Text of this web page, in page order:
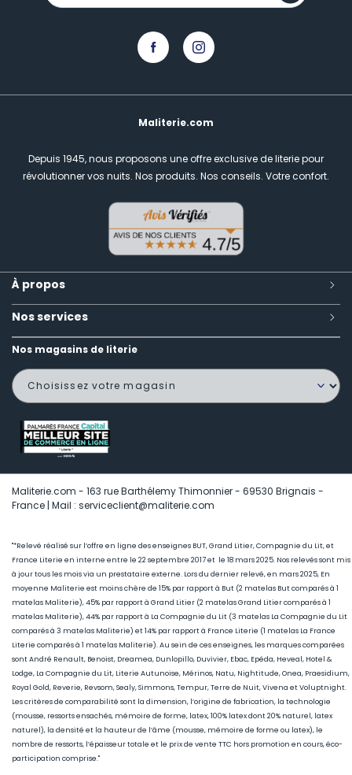
Maliterie.com
Depuis 1945, nous proposons une offre exclusive de literie pour
révolutionner vos nuits. Nos produits. Nos conseils. Votre confort.
À propos
Nos services
Nos magasins de literie
Maliterie.com - 163 rue Barthélemy Thimonnier - 69530 Brignais -
France | Mail : serviceclient@maliterie.com
"*Relevé réalisé sur l’offre en ligne des enseignes BUT, Grand Litier, Compagnie du Lit, et
France Literie en interne entre le 22 septembre 2017 et le 18 mars 2025. Nos relevés sont mis
à jour tous les mois via un prestataire externe. Lors du dernier relevé, en mars 2025, En
moyenne Maliterie est moins chère de 15% par rapport à But (2 matelas But comparés à 1
matelas Maliterie), 45% par rapport à Grand Litier (2 matelas Grand Litier comparés à 1
matelas Maliterie), 44% par rapport à La Compagnie du Lit (3 matelas La Compagnie du Lit
comparés à 3 matelas Maliterie) et 14% par rapport à France Literie (1 matelas La France
Literie comparés à 1 matelas Maliterie). Au sein de ces enseignes, les marques comparées
sont André Renault, Benoist, Dreamea, Dunlopillo, Duvivier, Ebac, Epéda, Heveal, Hotel &
Lodge, La Compagnie du Lit, Literie Autunoise, Mérinos, Natu, Nightitude, Onea, Praesidium,
Royal Gold, Reverie, Revsom, Sealy, Simmons, Tempur, Terre de Nuit, Vivena et Voluptnight.
Les critères de comparabilité sont la dimension, l’origine de fabrication, la technologie
(mousse, ressorts ensachés, mémoire de forme, latex, 100% latex dont 20% naturel, latex
naturel), la densité et la hauteur de l’âme (mousse, mémoire de forme ou latex), le
nombre de ressorts, l’épaisseur totale et le prix de vente TTC hors promotion en cours, éco-
participation comprise."